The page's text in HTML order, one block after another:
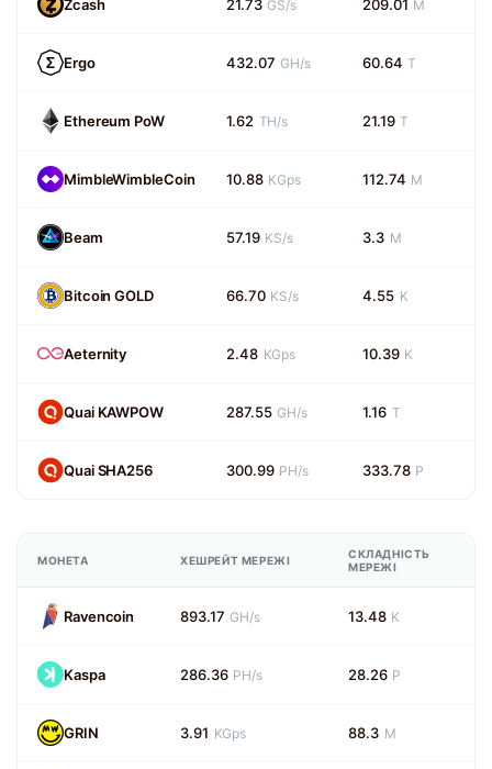
Zcash 21.73 GS/s 209.01 M
Ergo 432.07 GH/s 60.64 T
Ethereum PoW 1.62 TH/s 21.19 T
MimbleWimbleCoin 10.88 KGps 112.74 M
Beam 57.19 KS/s 3.3 M
Bitcoin GOLD 66.70 KS/s 4.55 K
Aeternity 2.48 KGps 10.39 K
Quai KAWPOW 287.55 GH/s 1.16 T
Quai SHA256 300.99 PH/s 333.78 P
МОНЕТА ХЕШРЕЙТ МЕРЕЖІ
СКЛАДНІСТЬ
МЕРЕЖІ
Ravencoin 893.17 GH/s 13.48 K
Kaspa 286.36 PH/s 28.26 P
GRIN 3.91 KGps 88.3 M